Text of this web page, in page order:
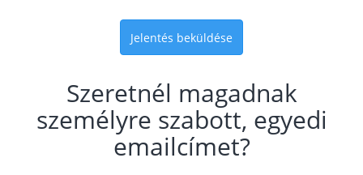
Jelentés beküldése
Szeretnél magadnak
személyre szabott, egyedi
emailcímet?